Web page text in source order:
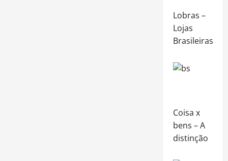
Lobras –
Lojas
Brasileiras
Coisa x
bens – A
distinção